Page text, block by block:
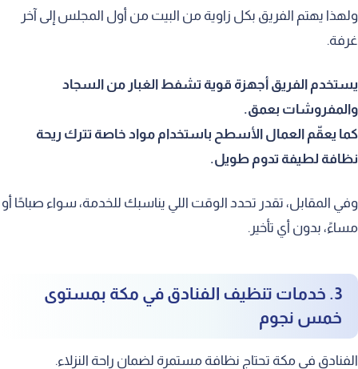
ولهذا يهتم الفريق بكل زاوية من البيت من أول المجلس إلى آخر
غرفة.
يستخدم الفريق أجهزة قوية تشفط الغبار من السجاد
والمفروشات بعمق.
كما يعقّم العمال الأسطح باستخدام مواد خاصة تترك ريحة
نظافة لطيفة تدوم طويل.
وفي المقابل، تقدر تحدد الوقت اللي يناسبك للخدمة، سواء صباحًا أو
مساءً، بدون أي تأخير.
3. خدمات تنظيف الفنادق في مكة بمستوى
خمس نجوم
الفنادق في مكة تحتاج نظافة مستمرة لضمان راحة النزلاء.